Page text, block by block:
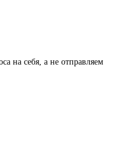
на себя, а не отправляем